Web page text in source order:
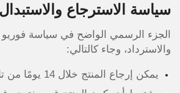
سياسة الاسترجاع
الجزء الرسمي الواضح في سياسة فوريو
والاسترداد، وجاء كالتالي:
يمكن إرجاع المنتج خلال 14 يومًا من تاريخ التسليم.